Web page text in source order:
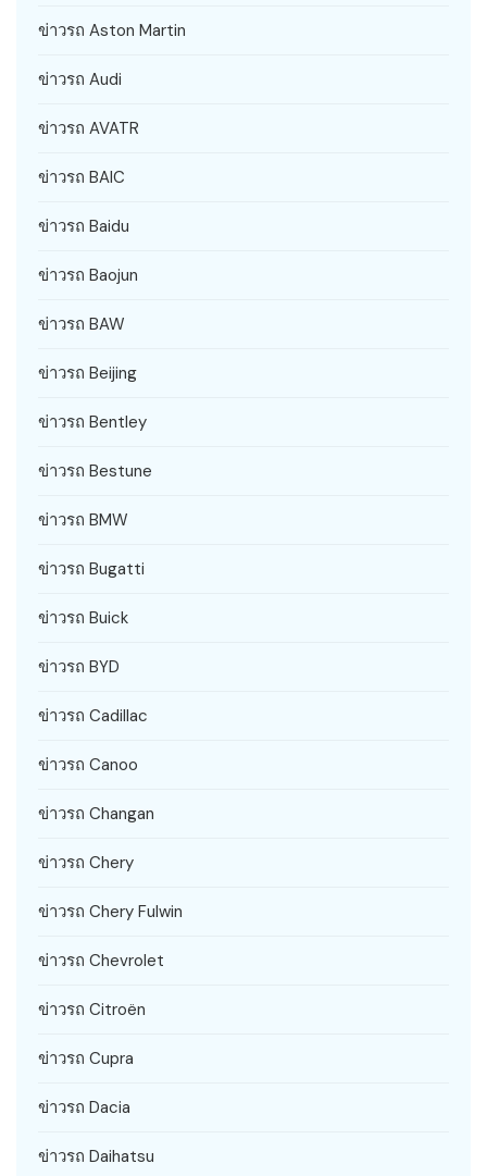
ข่าวรถ Aston Martin
ข่าวรถ Audi
ข่าวรถ AVATR
ข่าวรถ BAIC
ข่าวรถ Baidu
ข่าวรถ Baojun
ข่าวรถ BAW
ข่าวรถ Beijing
ข่าวรถ Bentley
ข่าวรถ Bestune
ข่าวรถ BMW
ข่าวรถ Bugatti
ข่าวรถ Buick
ข่าวรถ BYD
ข่าวรถ Cadillac
ข่าวรถ Canoo
ข่าวรถ Changan
ข่าวรถ Chery
ข่าวรถ Chery Fulwin
ข่าวรถ Chevrolet
ข่าวรถ Citroën
ข่าวรถ Cupra
ข่าวรถ Dacia
ข่าวรถ Daihatsu